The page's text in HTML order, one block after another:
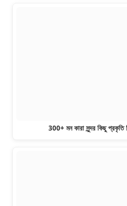
300+ মন কারা সুন্দর কিছু